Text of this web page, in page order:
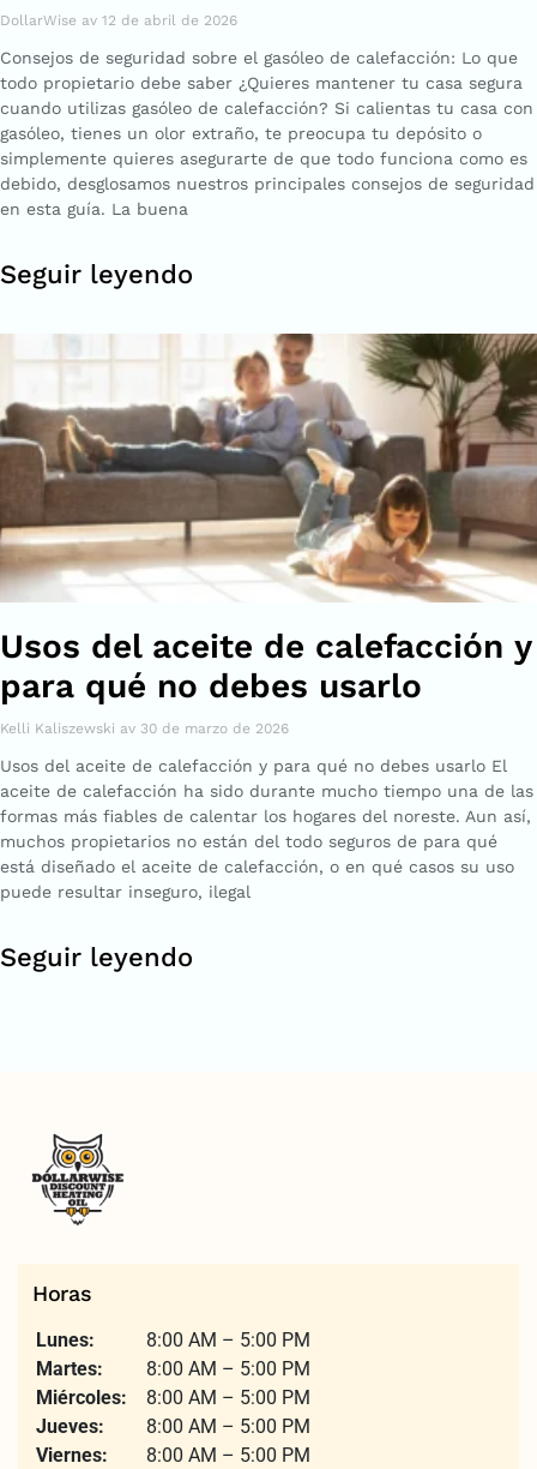
DollarWise 12 de abril de 2026
Consejos de seguridad sobre el gasóleo de calefacción: Lo que
todo propietario debe saber ¿Quieres mantener tu casa segura
cuando utilizas gasóleo de calefacción? Si calientas tu casa con
gasóleo, tienes un olor extraño, te preocupa tu depósito o
simplemente quieres asegurarte de que todo funciona como es
debido, desglosamos nuestros principales consejos de seguridad
en esta guía. La buena
Seguir leyendo
Usos del aceite de calefacción y
para qué no debes usarlo
Kelli Kaliszewski 30 de marzo de 2026
Usos del aceite de calefacción y para qué no debes usarlo El
aceite de calefacción ha sido durante mucho tiempo una de las
formas más fiables de calentar los hogares del noreste. Aun así,
muchos propietarios no están del todo seguros de para qué
está diseñado el aceite de calefacción, o en qué casos su uso
puede resultar inseguro, ilegal
Seguir leyendo
Horas
Lunes:
8:00 AM – 5:00 PM
Martes:
8:00 AM – 5:00 PM
Miércoles:
8:00 AM – 5:00 PM
Jueves:
8:00 AM – 5:00 PM
Viernes:
8:00 AM – 5:00 PM